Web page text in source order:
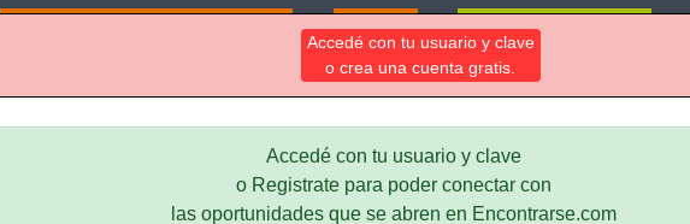
Accedé con tu usuario y clave
o crea una cuenta gratis.
Accedé con tu usuario y clave
o Registrate para poder conectar con
las oportunidades que se abren en Encontrarse.com